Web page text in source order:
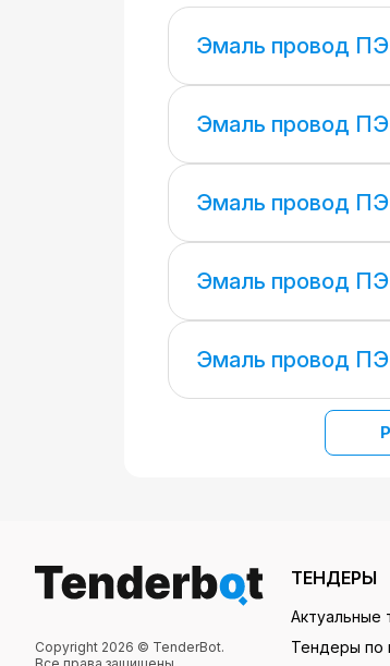
Эмаль провод
Эмаль провод
Эмаль провод
Эмаль провод
Эмаль провод
Copyright 2026 © TenderBot.
ТЕНДЕРЫ
Актуальные
Тендеры по